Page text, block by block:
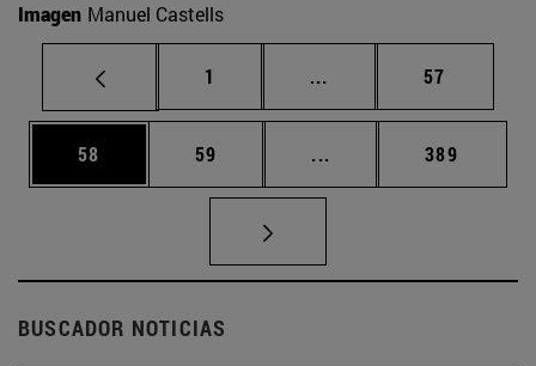
Imagen Manuel Castells
Página
1 ... Páginas intermedias
Página
57
Página
58 Página
59 ... Páginas intermedias
Página
389
BUSCADOR NOTICIAS